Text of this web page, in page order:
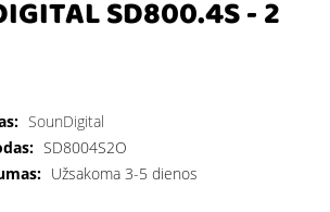
SD800.4S - 2
SounDigital
SD8004S2O
Užsakoma 3-5 dienos